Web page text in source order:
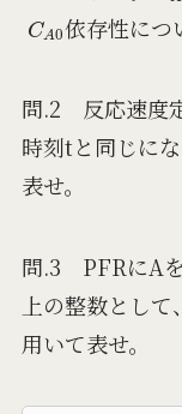
0
依存性につ
問.2 反応速度
時刻tと同じに
表せ。
問.3 PFRにAを
上の整数とし
用いて表せ。